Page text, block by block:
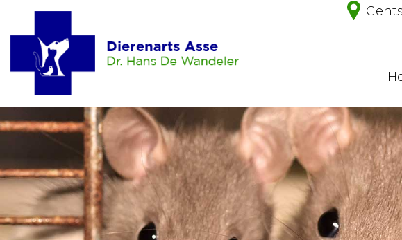
Home
Hond
Aankoop
Opvoeding
Voeding
Verzorging
Lichaamsverzorging